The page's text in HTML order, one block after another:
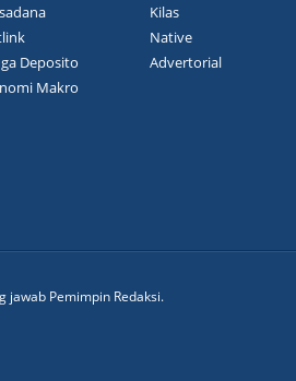
Deposito
Makro
Kilas
Native
Advertorial
jawab Pemimpin Redaksi.